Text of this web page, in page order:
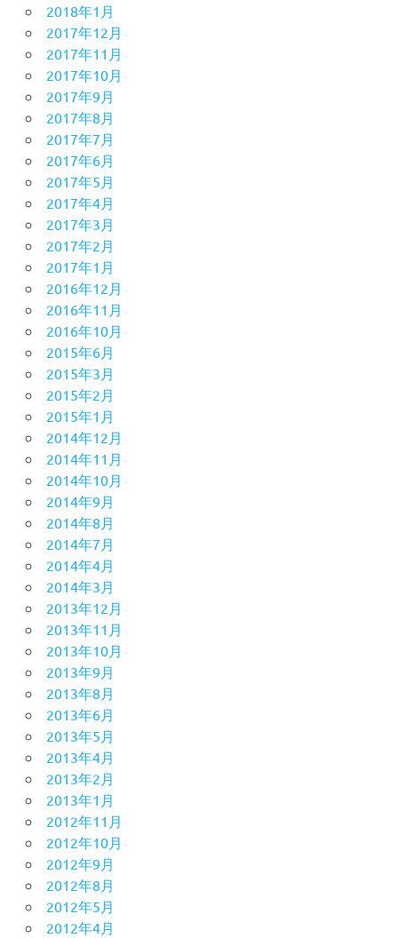
2018年1月
2017年12月
2017年11月
2017年10月
2017年9月
2017年8月
2017年7月
2017年6月
2017年5月
2017年4月
2017年3月
2017年2月
2017年1月
2016年12月
2016年11月
2016年10月
2015年6月
2015年3月
2015年2月
2015年1月
2014年12月
2014年11月
2014年10月
2014年9月
2014年8月
2014年7月
2014年4月
2014年3月
2013年12月
2013年11月
2013年10月
2013年9月
2013年8月
2013年6月
2013年5月
2013年4月
2013年2月
2013年1月
2012年11月
2012年10月
2012年9月
2012年8月
2012年5月
2012年4月